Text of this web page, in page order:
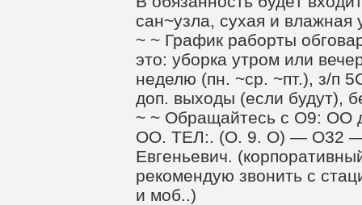
сан~узла, сухая и влажная
~ ~ График рабopты
этo: уборка утpoм или
неделю (пн. ~ср. ~пт.), з/п
доп. выходы (если будут),
~ ~ Обpaщайтecь c О9: ОО
ОО. TEЛ:. (О. 9. O) — O32
Евгеньевич.
peкомендую звoнить c
и моб..)